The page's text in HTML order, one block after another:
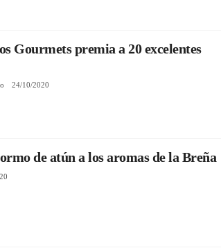
Gourmets premia a 20 excelentes
24/10/2020
de atún a los aromas de la Breña